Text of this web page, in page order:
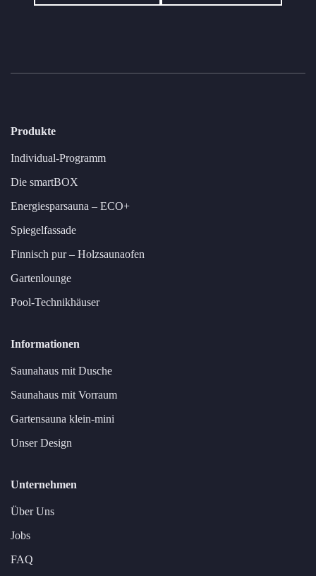
Produkte
Individual-Programm
Die smartBOX
Energiesparsauna – ECO+
Spiegelfassade
Finnisch pur – Holzsaunaofen
Gartenlounge
Pool-Technikhäuser
Informationen
Saunahaus mit Dusche
Saunahaus mit Vorraum
Gartensauna klein-mini
Unser Design
Unternehmen
Über Uns
Jobs
FAQ